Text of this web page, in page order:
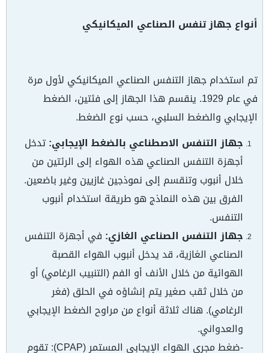
أنواع جهاز تنفس الصناعي الميكانيكي
تم استخدام جهاز التنفس الصناعي الميكانيكي لأول مرة
في عام 1929. ينقسم هذا الجهاز إلى فئتين، الضغط
الإيجابي والضغط السلبي، حسب نوع الضغط.
جهاز التنفس الاصطناعي بالضغط الإيجابي:تدخل
أجهزة التنفس الصناعي هذه الهواء إلى الرئتين من
خلال أنبوب وتنقسم إلى نموذجين غازيين وغير باضعين.
الفرق بين هذه النماذج هو طريقة استخدام أنبوب
التنفس.
جهاز التنفس الصناعي الغازي: في أجهزة التنفس
الصناعي الغازية، قد يدخل أنبوب الهواء القصبة
الهوائية من خلال الأنف أو الفم (التنبيب الرغامي) أو
من خلال ثقب صغير يتم إنشاؤه في الحلق (فغر
الرغامي). هناك ثلاثة أنواع من مراوح الضغط الإيجابي
والعدواني.
-ضغط مجرى الهواء الإيجابي المستمر (CPAP): تقوم